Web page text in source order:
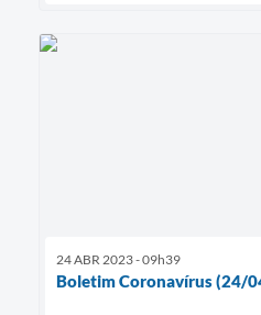
24 ABR 2023 - 09h39
Boletim Coronavírus (24/